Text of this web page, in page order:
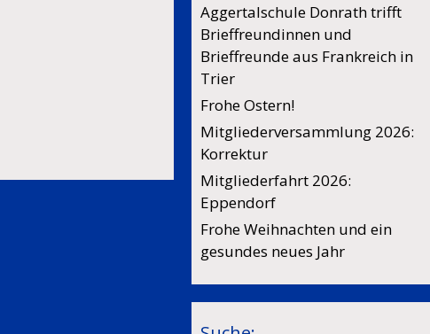
Aggertalschule Donrath trifft
Brieffreundinnen und
Brieffreunde aus Frankreich in
Trier
Frohe Ostern!
Mitgliederversammlung 2026:
Korrektur
Mitgliederfahrt 2026:
Eppendorf
Frohe Weihnachten und ein
gesundes neues Jahr